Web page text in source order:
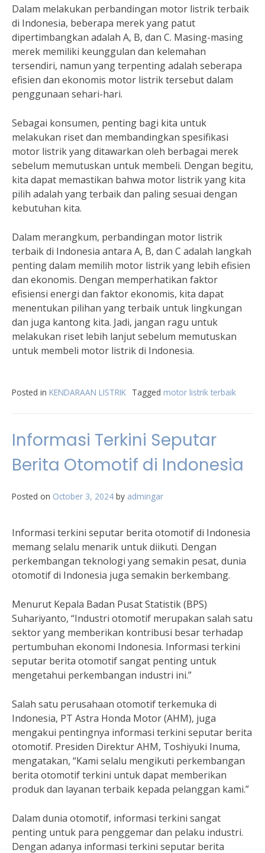
Dalam melakukan perbandingan motor listrik terbaik
di Indonesia, beberapa merek yang patut
dipertimbangkan adalah A, B, dan C. Masing-masing
merek memiliki keunggulan dan kelemahan
tersendiri, namun yang terpenting adalah seberapa
efisien dan ekonomis motor listrik tersebut dalam
penggunaan sehari-hari.
Sebagai konsumen, penting bagi kita untuk
melakukan riset dan membandingkan spesifikasi
motor listrik yang ditawarkan oleh berbagai merek
sebelum memutuskan untuk membeli. Dengan begitu,
kita dapat memastikan bahwa motor listrik yang kita
pilih adalah yang terbaik dan paling sesuai dengan
kebutuhan kita.
Dalam merangkum, perbandingan motor listrik
terbaik di Indonesia antara A, B, dan C adalah langkah
penting dalam memilih motor listrik yang lebih efisien
dan ekonomis. Dengan memperhatikan faktor
efisiensi energi dan faktor ekonomis, kita dapat
menentukan pilihan yang terbaik untuk lingkungan
dan juga kantong kita. Jadi, jangan ragu untuk
melakukan riset lebih lanjut sebelum memutuskan
untuk membeli motor listrik di Indonesia.
Posted in KENDARAAN LISTRIK Tagged motor listrik terbaik
Informasi Terkini Seputar
Berita Otomotif di Indonesia
Posted on October 3, 2024 by admingar
Informasi terkini seputar berita otomotif di Indonesia
memang selalu menarik untuk diikuti. Dengan
perkembangan teknologi yang semakin pesat, dunia
otomotif di Indonesia juga semakin berkembang.
Menurut Kepala Badan Pusat Statistik (BPS)
Suhariyanto, “Industri otomotif merupakan salah satu
sektor yang memberikan kontribusi besar terhadap
pertumbuhan ekonomi Indonesia. Informasi terkini
seputar berita otomotif sangat penting untuk
mengetahui perkembangan industri ini.”
Salah satu perusahaan otomotif terkemuka di
Indonesia, PT Astra Honda Motor (AHM), juga
mengakui pentingnya informasi terkini seputar berita
otomotif. Presiden Direktur AHM, Toshiyuki Inuma,
mengatakan, “Kami selalu mengikuti perkembangan
berita otomotif terkini untuk dapat memberikan
produk dan layanan terbaik kepada pelanggan kami.”
Dalam dunia otomotif, informasi terkini sangat
penting untuk para penggemar dan pelaku industri.
Dengan adanya informasi terkini seputar berita